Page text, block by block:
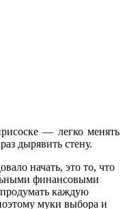
— легко менять
дырявить стену.
начать, это то, что
финансовыми
каждую
муки выбора и